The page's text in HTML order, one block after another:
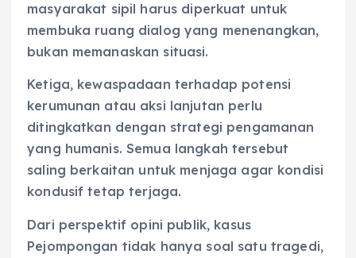
masyarakat sipil harus diperkuat untuk
membuka ruang dialog yang menenangkan,
bukan memanaskan situasi.
Ketiga, kewaspadaan terhadap potensi
kerumunan atau aksi lanjutan perlu
ditingkatkan dengan strategi pengamanan
yang humanis. Semua langkah tersebut
saling berkaitan untuk menjaga agar kondisi
kondusif tetap terjaga.
Dari perspektif opini publik, kasus
Pejompongan tidak hanya soal satu tragedi,